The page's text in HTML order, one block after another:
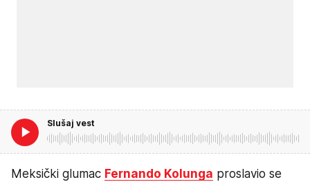
Slušaj vest
Meksički glumac Fernando Kolunga proslavio se